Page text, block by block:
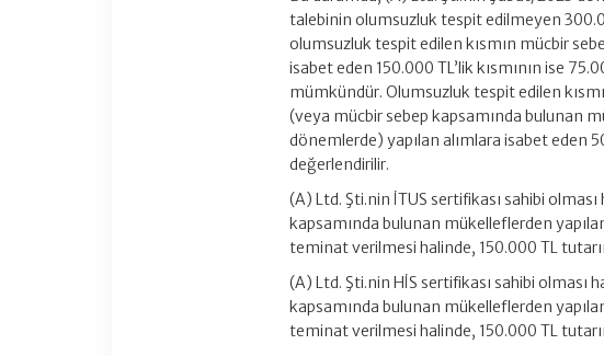
talebinin olumsuzluk tespit edilmeyen
olumsuzluk tespit edilen kısmın mücbir
isabet eden 150.000 TL’lik kısmının ise
mümkündür. Olumsuzluk tespit edilen
(veya mücbir sebep kapsamında bulunan
dönemlerde) yapılan alımlara isabet eden
değerlendirilir.
(A) Ltd. Şti.nin İTUS sertifikası sahibi
kapsamında bulunan mükelleflerden
teminat verilmesi halinde, 150.000 TL
(A) Ltd. Şti.nin HİS sertifikası sahibi olması
kapsamında bulunan mükelleflerden
teminat verilmesi halinde, 150.000 TL